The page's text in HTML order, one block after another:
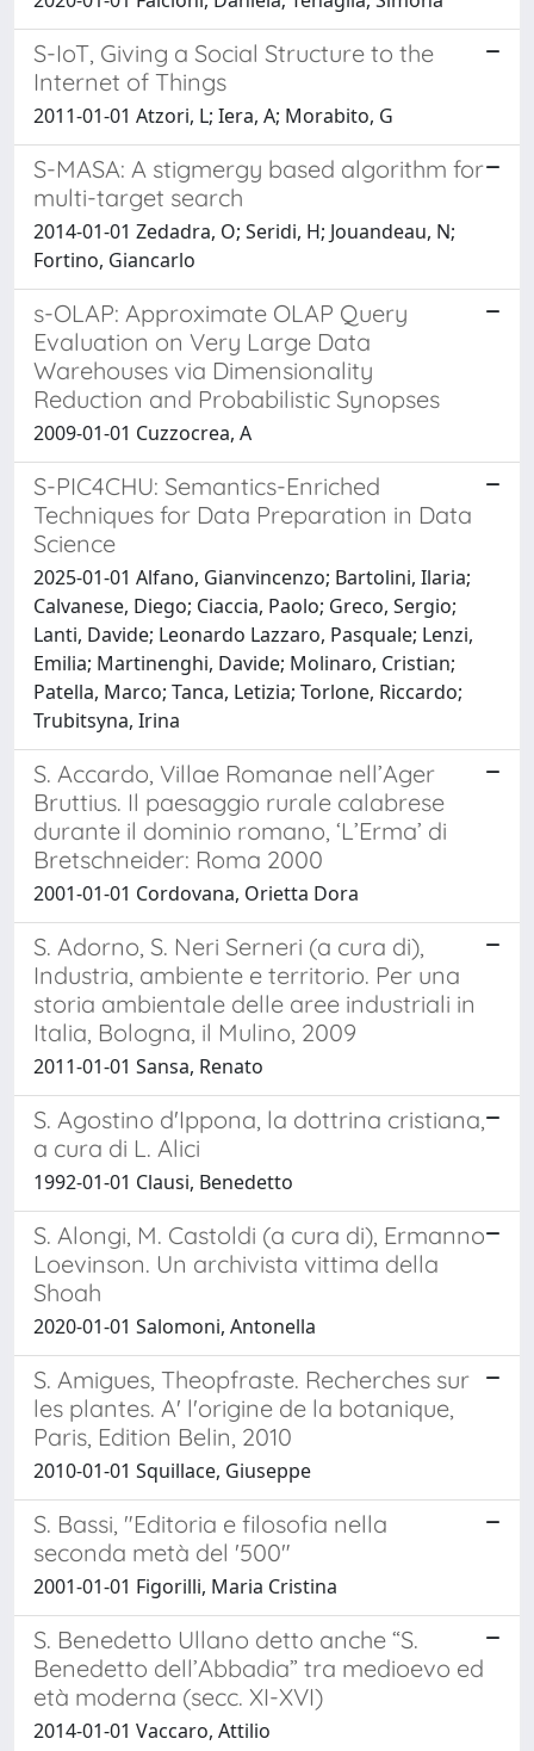
S-IoT, Giving a Social Structure to the
Internet of Things
2011-01-01 Atzori, L; Iera, A; Morabito, G
S-MASA: A stigmergy based algorithm for
multi-target search
2014-01-01 Zedadra, O; Seridi, H; Jouandeau, N;
Fortino, Giancarlo
s-OLAP: Approximate OLAP Query
Evaluation on Very Large Data
Warehouses via Dimensionality
Reduction and Probabilistic Synopses
2009-01-01 Cuzzocrea, A
S-PIC4CHU: Semantics-Enriched
Techniques for Data Preparation in Data
Science
2025-01-01 Alfano, Gianvincenzo; Bartolini, Ilaria;
Calvanese, Diego; Ciaccia, Paolo; Greco, Sergio;
Lanti, Davide; Leonardo Lazzaro, Pasquale; Lenzi,
Emilia; Martinenghi, Davide; Molinaro, Cristian;
Patella, Marco; Tanca, Letizia; Torlone, Riccardo;
Trubitsyna, Irina
S. Accardo, Villae Romanae nell’Ager
Bruttius. Il paesaggio rurale calabrese
durante il dominio romano, ‘L’Erma’ di
Bretschneider: Roma 2000
2001-01-01 Cordovana, Orietta Dora
S. Adorno, S. Neri Serneri (a cura di),
Industria, ambiente e territorio. Per una
storia ambientale delle aree industriali in
Italia, Bologna, il Mulino, 2009
2011-01-01 Sansa, Renato
S. Agostino d'Ippona, la dottrina cristiana,
a cura di L. Alici
1992-01-01 Clausi, Benedetto
S. Alongi, M. Castoldi (a cura di), Ermanno
Loevinson. Un archivista vittima della
Shoah
2020-01-01 Salomoni, Antonella
S. Amigues, Theopfraste. Recherches sur
les plantes. A' l'origine de la botanique,
Paris, Edition Belin, 2010
2010-01-01 Squillace, Giuseppe
S. Bassi, "Editoria e filosofia nella
seconda metà del '500"
2001-01-01 Figorilli, Maria Cristina
S. Benedetto Ullano detto anche “S.
Benedetto dell’Abbadia” tra medioevo ed
età moderna (secc. XI-XVI)
2014-01-01 Vaccaro, Attilio